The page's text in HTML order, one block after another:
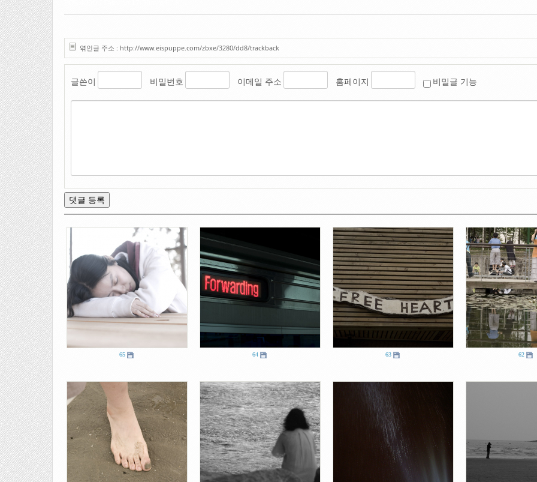
엮인글 주소 : http://www.eispuppe.com/zbxe/3280/dd8/trackback
글쓴이 비밀번호 이메일 주소 홈페이지 비밀글 기능
65 64 63 62